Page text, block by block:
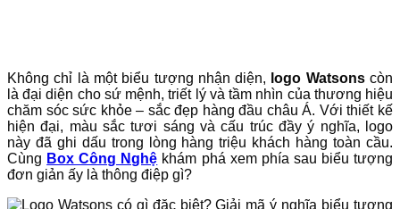
Không chỉ là một biểu tượng nhận diện, logo Watsonscòn
là đại diện cho sứ mệnh, triết lý và tầm nhìn của thương hiệu
chăm sóc sức khỏe – sắc đẹp hàng đầu châu Á. Với thiết kế
hiện đại, màu sắc tươi sáng và cấu trúc đầy ý nghĩa, logo
này đã ghi dấu trong lòng hàng triệu khách hàng toàn cầu.
Cùng Box Công Nghệ khám phá xem phía sau biểu tượng
đơn giản ấy là thông điệp gì?